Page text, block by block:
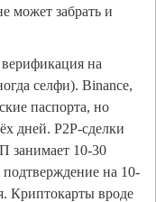
может забрать и
на
селфи). Binance,
паспорта, но
дней. P2P-сделки
занимает 10-30
на 10-
Криптокарты вроде